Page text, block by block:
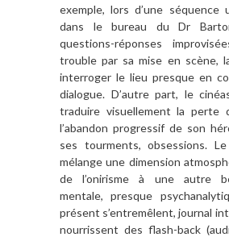
exemple, lors d’une séquence
dans le bureau du Dr
questions-réponses
trouble par sa mise en scène,
interroger le lieu presque en
dialogue. D’autre part, le
traduire visuellement la perte
l’abandon progressif de son
ses tourments, obsessions.
mélange une dimension
de l’onirisme à une autre
mentale, presque
présent s’entremêlent, journal
nourrissent des flash-back